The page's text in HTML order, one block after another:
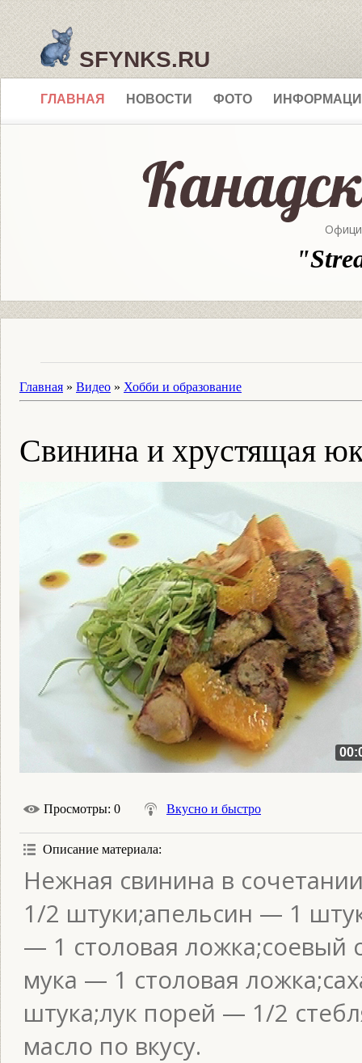
SFYNKS.RU
ГЛАВНАЯ НОВОСТИ ФОТО
Главная » Видео » Хобби и образование
Свинина и хрустящая
Просмотры: 0 Вкусно и быстро
Описание материала:
Нежная свинина в
1/2 штуки;апельсин — 1
— 1 столовая ложка;соевый
мука — 1 столовая
штука;лук порей — 1/2
масло по вкусу.